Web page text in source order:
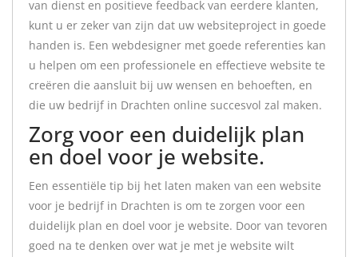
van dienst en positieve feedback van eerdere klanten,
kunt u er zeker van zijn dat uw websiteproject in goede
handen is. Een webdesigner met goede referenties kan
u helpen om een professionele en effectieve website te
creëren die aansluit bij uw wensen en behoeften, en
die uw bedrijf in Drachten online succesvol zal maken.
Zorg voor een duidelijk plan
en doel voor je website.
Een essentiële tip bij het laten maken van een website
voor je bedrijf in Drachten is om te zorgen voor een
duidelijk plan en doel voor je website. Door van tevoren
goed na te denken over wat je met je website wilt